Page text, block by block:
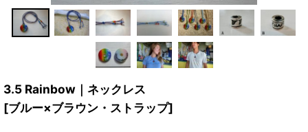
3.5 Rainbow｜ネックレス
[ブルー×ブラウン・ストラップ]